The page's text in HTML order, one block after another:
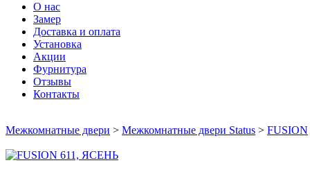
О нас
Замер
Доставка и оплата
Установка
Акции
Фурнитура
Отзывы
Контакты
Межкомнатные двери > Межкомнатные двери Status > FUSION